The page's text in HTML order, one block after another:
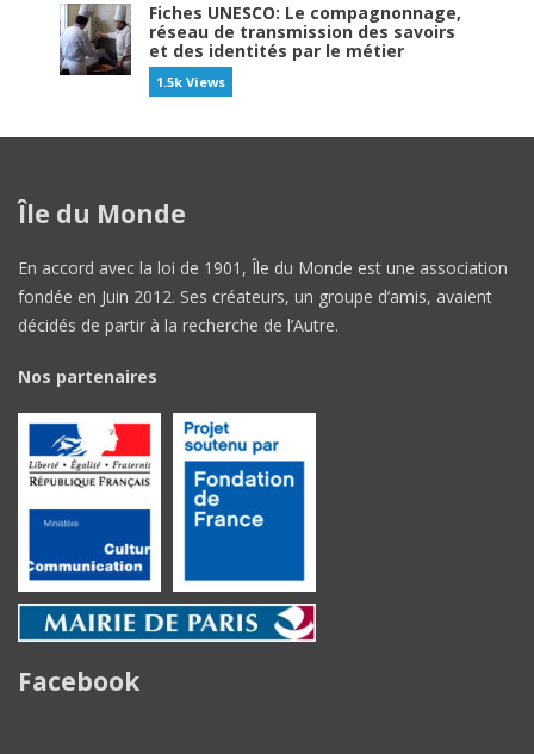
Fiches UNESCO: Le compagnonnage,
réseau de transmission des savoirs
et des identités par le métier
1.5k Views
Île du Monde
En accord avec la loi de 1901, Île du Monde est une association
fondée en Juin 2012. Ses créateurs, un groupe d’amis, avaient
décidés de partir à la recherche de l’Autre.
Nos partenaires
Facebook